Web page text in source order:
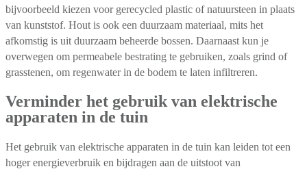
bijvoorbeeld kiezen voor gerecycled plastic of natuursteen in plaats
van kunststof. Hout is ook een duurzaam materiaal, mits het
afkomstig is uit duurzaam beheerde bossen. Daarnaast kun je
overwegen om permeabele bestrating te gebruiken, zoals grind of
grasstenen, om regenwater in de bodem te laten infiltreren.
Verminder het gebruik van elektrische
apparaten in de tuin
Het gebruik van elektrische apparaten in de tuin kan leiden tot een
hoger energieverbruik en bijdragen aan de uitstoot van